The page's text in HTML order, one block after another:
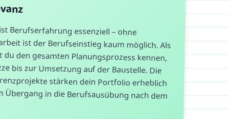
Berufserfahrung essenziell – ohne
ist der Berufseinstieg kaum möglich. Als
den gesamten Planungsprozess kennen,
zur Umsetzung auf der Baustelle. Die
stärken dein Portfolio erheblich
in die Berufsausübung nach dem